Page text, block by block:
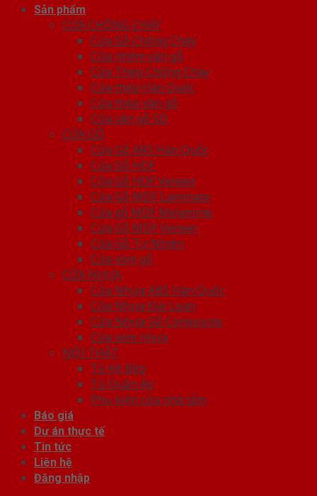
Sản phẩm
CỬA CHỐNG CHÁY
Cửa Gỗ Chống Cháy
Cửa nhôm vân gỗ
Cửa Thép Chống Cháy
Cửa thép Hàn Quốc
Cửa thép vân gỗ
Cửa vân gỗ 5D
CỬA GỖ
Cửa Gỗ ABS Hàn Quốc
Cửa Gỗ HDF
Cửa Gỗ HDF Veneer
Cửa Gỗ MDF Laminate
Cửa gỗ MDF Melamine
Cửa Gỗ MDF Veneer
Cửa Gỗ Tự Nhiên
Cửa vòm gỗ
CỬA NHỰA
Cửa Nhựa ABS Hàn Quốc
Cửa Nhựa Đài Loan
Cửa Nhựa Gỗ Composite
Cửa vòm nhựa
NỘI THẤT
Tủ Kệ Bếp
Tủ Quần Áo
Phụ kiện cửa nhà tắm
Báo giá
Dự án thực tế
Tin tức
Liên hệ
Đăng nhập